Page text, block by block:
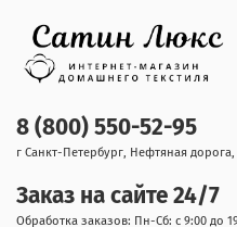
8 (800) 550-52-95
г Санкт-Петербург, Нефтяная дорога,
Заказ на сайте 24/7
Обработка заказов: Пн-Сб: с 9:00 до